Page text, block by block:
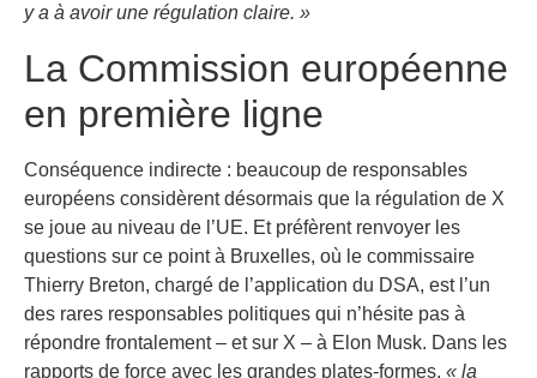
y a à avoir une régulation claire. »
La Commission européenne
en première ligne
Conséquence indirecte : beaucoup de responsables
européens considèrent désormais que la régulation de X
se joue au niveau de l’UE. Et préfèrent renvoyer les
questions sur ce point à Bruxelles, où le commissaire
Thierry Breton, chargé de l’application du DSA, est l’un
des rares responsables politiques qui n’hésite pas à
répondre frontalement – et sur X – à Elon Musk. Dans les
rapports de force avec les grandes plates-formes, « la